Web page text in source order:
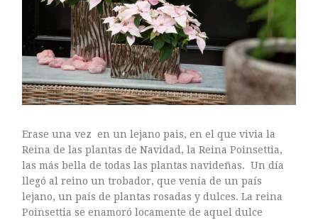
CULTIVOS
DECORACION
EXPOSICIONES
FLORISTERÍAS
INSTAGRAM
JARDINES
LOS PINTORES Y LAS FLORES
MAESTROS FLORISTAS
MARKETING
Erase una vez en un lejano pais, en el que vivia la
Reina de las plantas de Navidad, la Reina Poinsettia,
las más bella de todas las plantas navideñas. Un día
llegó al reino un trobador, que venía de un país
lejano, un país de plantas rosadas y dulces. La reina
Poinsettia se enamoró locamente de aquel dulce